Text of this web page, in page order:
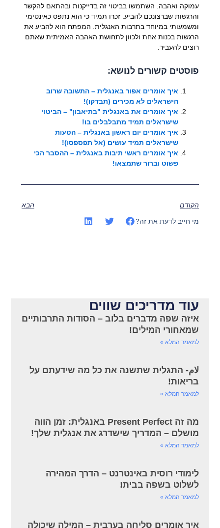
עמוקה ואהבה. השתמשו בביטוי זה בדייקנות ובהתאם להקשר
והרגשות שברצונכם להביע. זכרו תמיד כי הוא נתפס כאינטימי
ומשמעותי במיוחד בתרבות האנגלית. המפתח הוא להביע את
הרגשות בכנות אחת ולכוון לתחושת האהבה האמיתית שאתם
רוצים להעביר.
פוסטים קשורים לנושא:
איך אומרים אפור באנגלית – התשובה שרוב
הישראלים לא מכירים (תבדקו)!
איך אומרים את באנגלית "בתיאבון" – הביטוי
שישראלים תמיד מתבלבלים בו!
איך אומרים יום ראשון באנגלית – הטעות
שישראלים תמיד עושים (אל תפספסו)!
איך אומרים ראשי תיבות באנגלית – ההסבר הכי
פשוט וברור שתמצאו!
הקודם הבא
מי חייב לדעת את זה?
עוד מדריכים שווים
איזה שפה מדברים בלוב – הסודות התרבותיים
שמאחורי המילים!
למאמר המלא »
لام- התגלית שתשנה את כל מה שידעתם על
בריאות!
למאמר המלא »
מה זה Present Perfect באנגלית: זמן הווה
מושלם – המדריך שישדרג את אנגלית שלך!
למאמר המלא »
לימודי רוסית באינטרנט – הדרך המהירה
לשלוט בשפה בבית!
למאמר המלא »
איך אומרים סליחה בערבית – המילה שיכולה